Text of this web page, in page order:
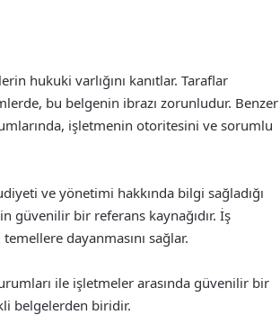
hukuki varlığını kanıtlar. Taraflar
bu belgenin ibrazı zorunludur. Benzer
işletmenin otoritesini ve sorumlu
ve yönetimi hakkında bilgi sağladığı
güvenilir bir referans kaynağıdır. İş
dayanmasını sağlar.
ile işletmeler arasında güvenilir bir
belgelerden biridir.